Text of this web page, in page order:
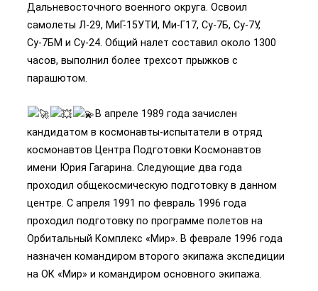
Дальневосточного военного округа. Освоил
самолеты Л­-29, МиГ-­15УТИ, Ми-Г­17, Су­-7Б, Су­-7У,
Су­-7БМ и Су-­24. Общий налет составил около 1300
часов, выполнил более трехсот прыжков с
парашютом.
В апреле 1989 года зачислен
кандидатом в космонавты­-испытатели в отряд
космонавтов Центра Подготовки Космонавтов
имени Юрия Гагарина. Следующие два года
проходил общекосмическую подготовку в данном
центре. С апреля 1991 по февраль 1996 года
проходил подготовку по программе полетов на
Орбитальный Комплекс «Мир». В феврале 1996 года
назначен командиром второго экипажа экспедиции
на ОК «Мир» и командиром основного экипажа.